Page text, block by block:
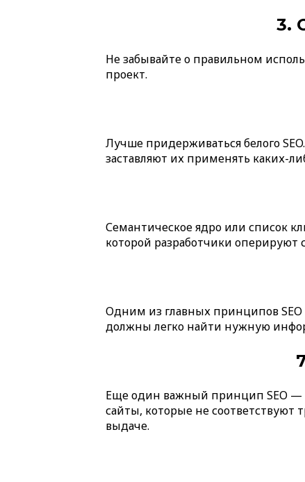
3.
Не забывайте о правильном
проект.
Лучше придерживаться белого
заставляют их применять каких-
Семантическое ядро или список
которой разработчики оперируют
Одним из главных принципов SEO
должны легко найти нужную
Еще один важный принцип SEO —
сайты, которые не
выдаче.